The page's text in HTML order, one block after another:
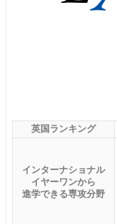
英国ランキング
インターナショナル
イヤーワンから
進学できる専攻分野